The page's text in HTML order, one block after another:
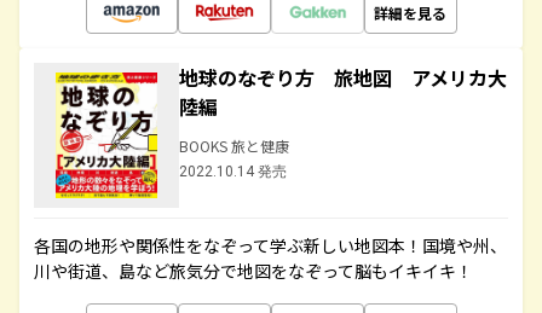
詳細を見る
地球のなぞり方 旅地図 アメリカ大
陸編
BOOKS 旅と健康
2022.10.14 発売
各国の地形や関係性をなぞって学ぶ新しい地図本！国境や州、
川や街道、島など旅気分で地図をなぞって脳もイキイキ！